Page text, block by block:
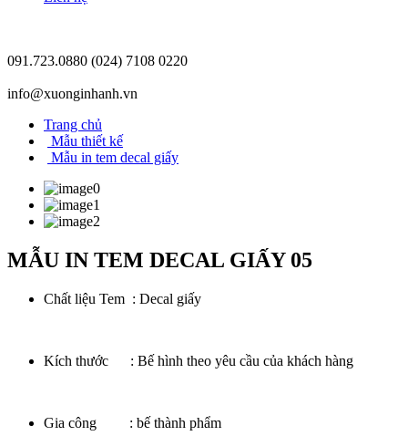
091.723.0880 (024) 7108 0220
info@xuonginhanh.vn
Trang chủ
Mẫu thiết kế
Mẫu in tem decal giấy
MẪU IN TEM DECAL GIẤY 05
Chất liệu Tem : Decal giấy
Kích thước : Bế hình theo yêu cầu của khách hàng
Gia công : bế thành phẩm